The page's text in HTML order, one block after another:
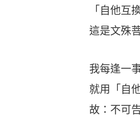
「自他互換
這是文殊菩
我每逢一事
就用「自他
故：不可告